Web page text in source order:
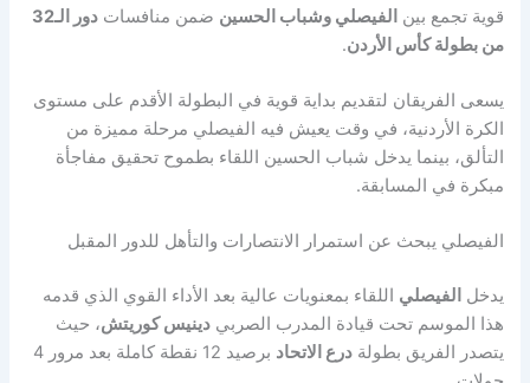
قوية تجمع بين الفيصلي وشباب الحسين ضمن منافسات
دور الـ32
من بطولة كأس الأردن.
يسعى الفريقان لتقديم بداية قوية في البطولة الأقدم على مستوى
الكرة الأردنية، في وقت يعيش فيه الفيصلي مرحلة مميزة من
التألق، بينما يدخل شباب الحسين اللقاء بطموح تحقيق مفاجأة
مبكرة في المسابقة.
الفيصلي يبحث عن استمرار الانتصارات والتأهل للدور المقبل
يدخل الفيصلي اللقاء بمعنويات عالية بعد الأداء القوي الذي قدمه
هذا الموسم تحت قيادة المدرب الصربيدينيس كوريتش، حيث
يتصدر الفريق بطولةدرع الاتحاد
برصيد 12 نقطة كاملة بعد مرور 4